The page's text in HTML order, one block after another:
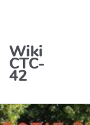
Aller au
Wiki
CTC-
42